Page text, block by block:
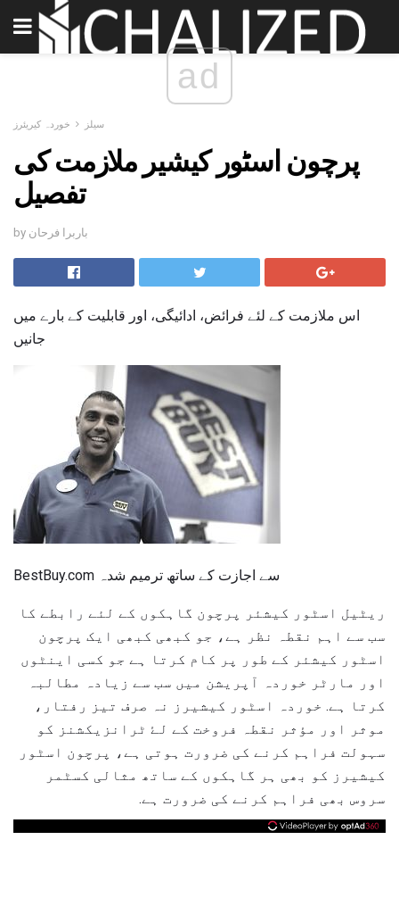
ad
سیلز خوردہ کیریئرز
پرچون اسٹور کیشیر ملازمت کی
تفصیل
by باربرا فرحان
اس ملازمت کے لئے فرائض، ادائیگی، اور قابلیت کے بارے میں
جانیں
BestBuy.com سے اجازت کے ساتھ ترمیم شدہ
ریٹیل اسٹور کیشئر پرچون گاہکوں کے لئے رابطے کا
سب سے اہم نقطہ نظر ہے، جو کبھی کبھی ایک پرچون
اسٹور کیشئر کے طور پر کام کرتا ہے جو کسی اینٹوں
اور مارٹر خوردہ آپریشن میں سب سے زیادہ مطالبہ
کرتا ہے. خوردہ اسٹور کیشیرز نہ صرف تیز رفتار،
موثر اور مؤثر نقطہ فروخت کے لۓ ٹرانزیکشنز کو
سہولت فراہم کرنے کی ضرورت ہوتی ہے، پرچون اسٹور
کیشیرز کو بھی ہر گاہکوں کے ساتھ مثالی کسٹمر
سروس بھی فراہم کرنے کی ضرورت ہے.